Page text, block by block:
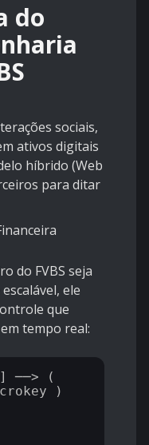
do
sociais,
ativos digitais
híbrido (Web
para ditar
do FVBS seja
ele
que
tempo real:
──> (
)